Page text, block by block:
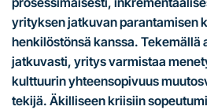
yrityksen jatkuvan parantamisen
henkilöstönsä kanssa. Tekemällä
jatkuvasti, yritys varmistaa
kulttuurin yhteensopivuus
tekijä. Äkilliseen kriisiin